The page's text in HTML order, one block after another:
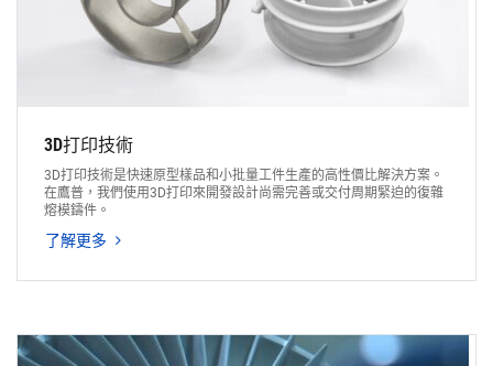
3D打印技術
3D打印技術是快速原型樣品和小批量工件生產的高性價比解決方案。
在鷹普，我們使用3D打印來開發設計尚需完善或交付周期緊迫的復雜
熔模鑄件。
了解更多